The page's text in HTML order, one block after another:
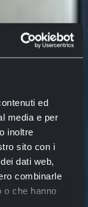
ed
media e per
inoltre
sito con i
dati web,
combinarle
o che hanno